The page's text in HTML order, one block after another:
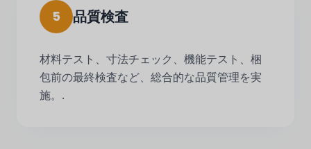
5 品質検査
材料テスト、寸法チェック、機能テスト、梱
包前の最終検査など、総合的な品質管理を実
施。.